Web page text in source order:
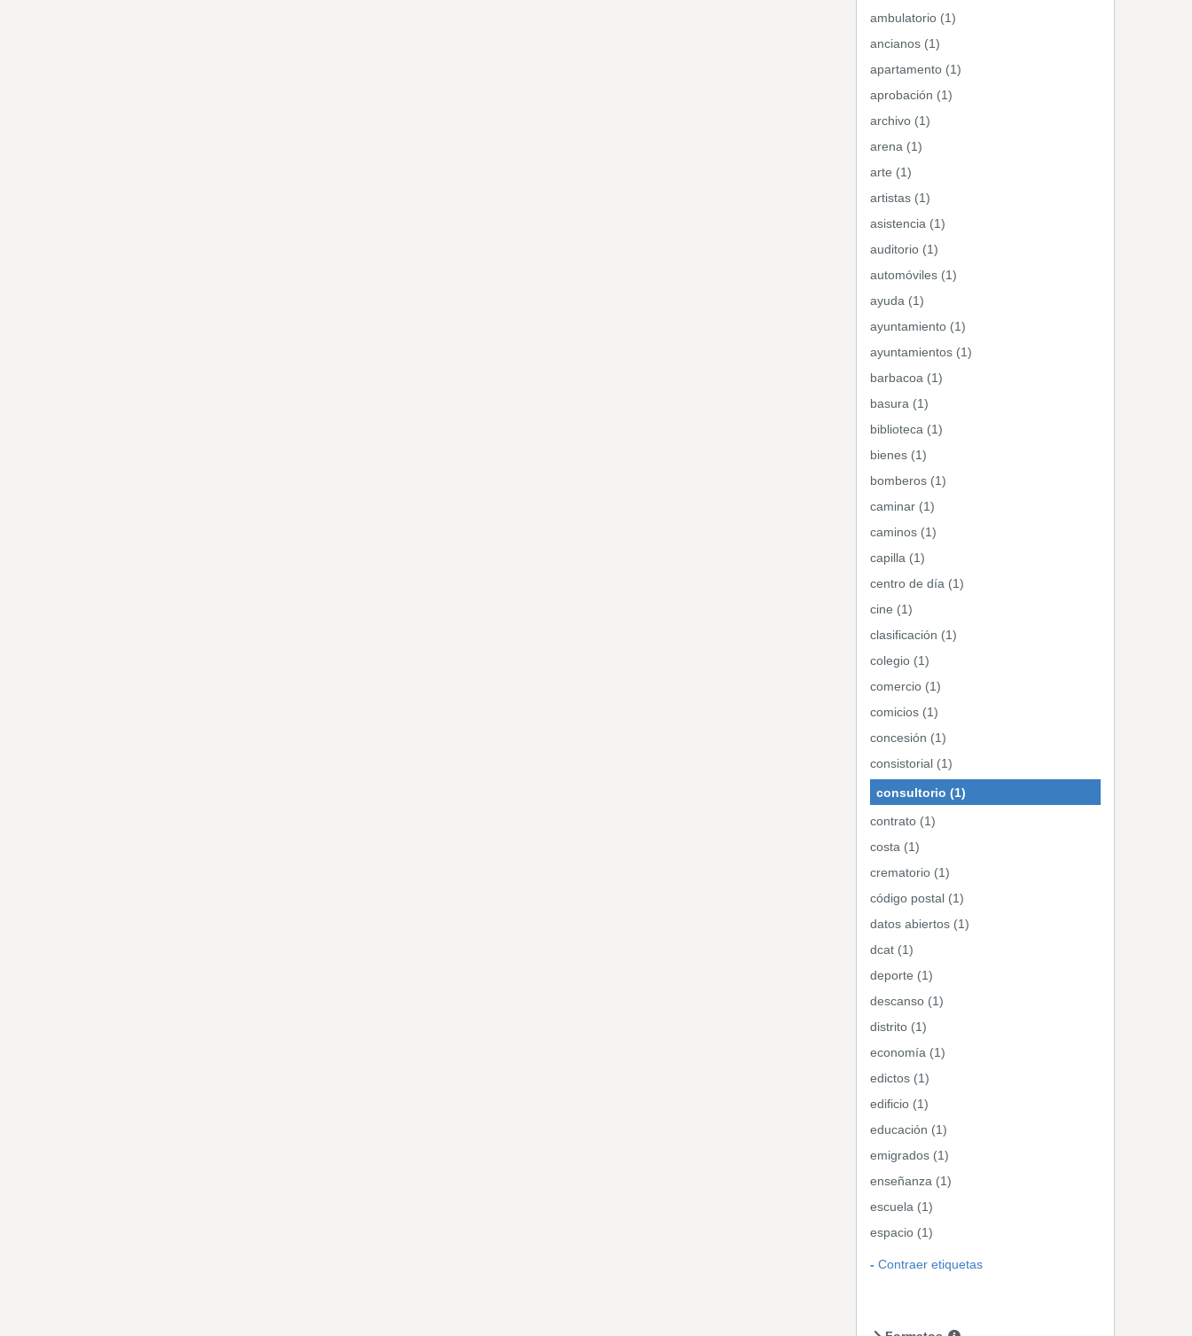
ambulatorio (1)
ancianos (1)
apartamento (1)
aprobación (1)
archivo (1)
arena (1)
arte (1)
artistas (1)
asistencia (1)
auditorio (1)
automóviles (1)
ayuda (1)
ayuntamiento (1)
ayuntamientos (1)
barbacoa (1)
basura (1)
biblioteca (1)
bienes (1)
bomberos (1)
caminar (1)
caminos (1)
capilla (1)
centro de día (1)
cine (1)
clasificación (1)
colegio (1)
comercio (1)
comicios (1)
concesión (1)
consistorial (1)
consultorio (1)
contrato (1)
costa (1)
crematorio (1)
código postal (1)
datos abiertos (1)
dcat (1)
deporte (1)
descanso (1)
distrito (1)
economía (1)
edictos (1)
edificio (1)
educación (1)
emigrados (1)
enseñanza (1)
escuela (1)
espacio (1)
Contraer etiquetas